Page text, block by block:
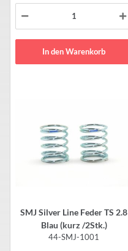
In den Warenkorb
SMJ Silver Line Feder TS 2.8
Blau (kurz /2Stk.)
44-SMJ-1001